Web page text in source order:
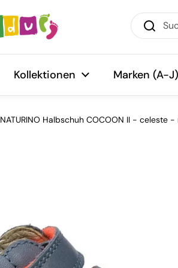
Kollektionen Marken (A-J)
NATURINO Halbschuh COCOON II - celeste